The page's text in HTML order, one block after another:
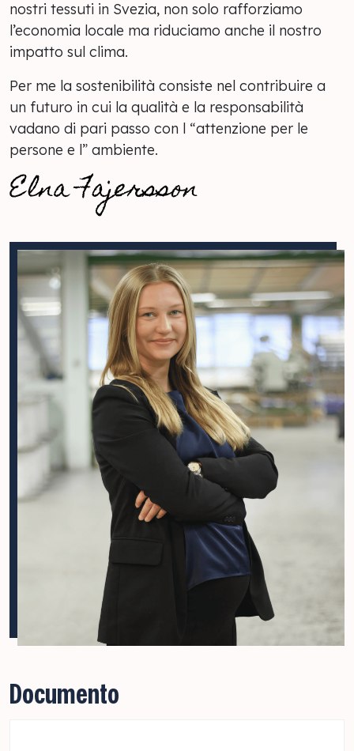
nostri tessuti in Svezia, non solo rafforziamo
l’economia locale ma riduciamo anche il nostro
impatto sul clima.
Per me la sostenibilità consiste nel contribuire a
un futuro in cui la qualità e la responsabilità
vadano di pari passo con l “attenzione per le
persone e l” ambiente.
Documento